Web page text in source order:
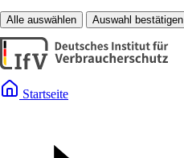
Alle auswählen Auswahl bestätigen
Startseite